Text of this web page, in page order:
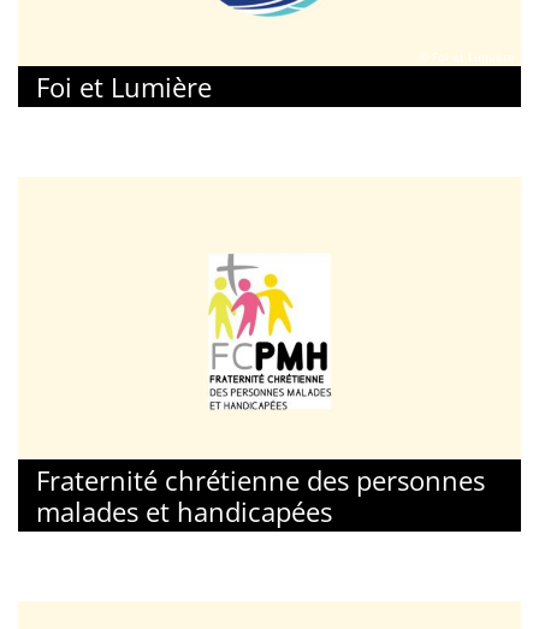
© Foi et Lumière
Foi et Lumière
Fraternité chrétienne des personnes
malades et handicapées